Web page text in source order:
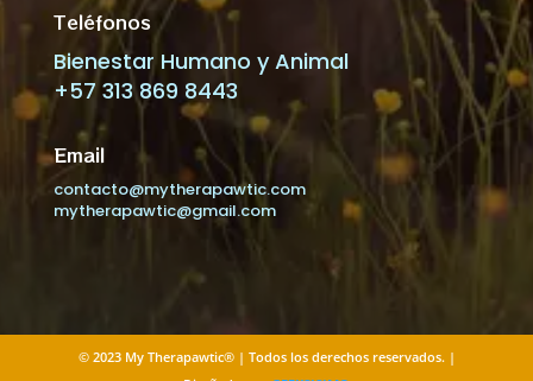
Teléfonos
Bienestar Humano y Animal
+57 313 869 8443
Email
contacto@mytherapawtic.com
mytherapawtic@gmail.com
© 2023 My Therapawtic® | Todos los derechos reservados. |